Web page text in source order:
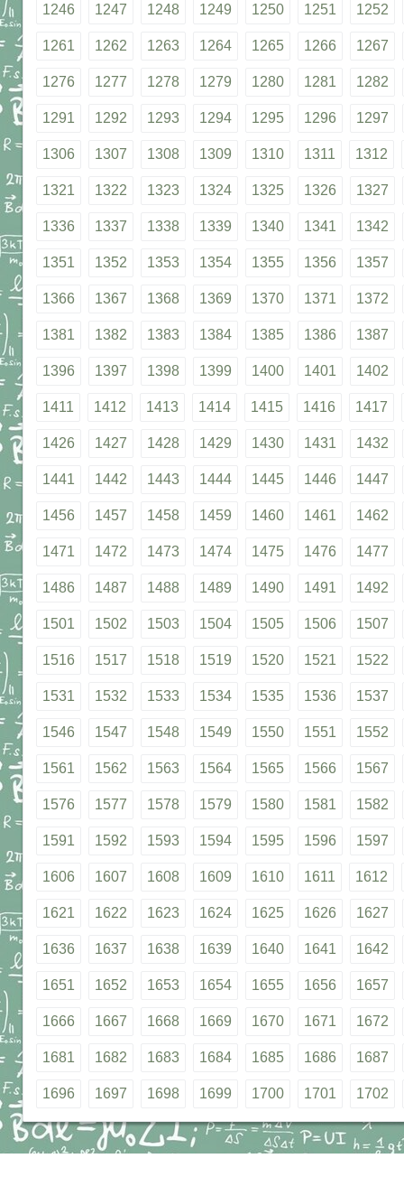
1246 1247 1248 1249 1250 1251 1252
1261 1262 1263 1264 1265 1266 1267
1276 1277 1278 1279 1280 1281 1282
1291 1292 1293 1294 1295 1296 1297
1306 1307 1308 1309 1310 1311 1312
1321 1322 1323 1324 1325 1326 1327
1336 1337 1338 1339 1340 1341 1342
1351 1352 1353 1354 1355 1356 1357
1366 1367 1368 1369 1370 1371 1372
1381 1382 1383 1384 1385 1386 1387
1396 1397 1398 1399 1400 1401 1402
1411 1412 1413 1414 1415 1416 1417
1426 1427 1428 1429 1430 1431 1432
1441 1442 1443 1444 1445 1446 1447
1456 1457 1458 1459 1460 1461 1462
1471 1472 1473 1474 1475 1476 1477
1486 1487 1488 1489 1490 1491 1492
1501 1502 1503 1504 1505 1506 1507
1516 1517 1518 1519 1520 1521 1522
1531 1532 1533 1534 1535 1536 1537
1546 1547 1548 1549 1550 1551 1552
1561 1562 1563 1564 1565 1566 1567
1576 1577 1578 1579 1580 1581 1582
1591 1592 1593 1594 1595 1596 1597
1606 1607 1608 1609 1610 1611 1612
1621 1622 1623 1624 1625 1626 1627
1636 1637 1638 1639 1640 1641 1642
1651 1652 1653 1654 1655 1656 1657
1666 1667 1668 1669 1670 1671 1672
1681 1682 1683 1684 1685 1686 1687
1696 1697 1698 1699 1700 1701 1702